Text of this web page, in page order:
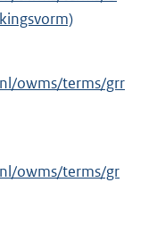
owms/terms/grr
owms/terms/gr